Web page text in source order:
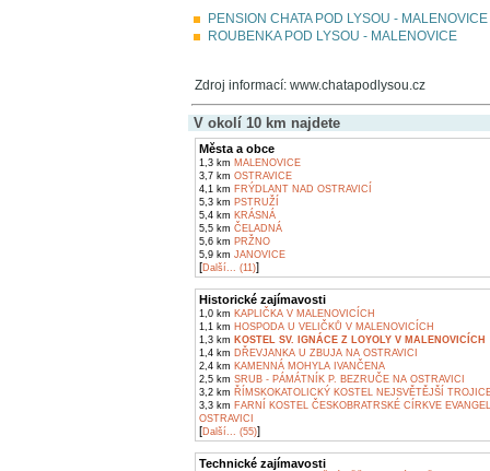
PENSION CHATA POD LYSOU - MALENOVICE
ROUBENKA POD LYSOU - MALENOVICE
Zdroj informací: www.chatapodlysou.cz
V okolí 10 km najdete
Města a obce
1,3 km MALENOVICE
3,7 km OSTRAVICE
4,1 km FRÝDLANT NAD OSTRAVICÍ
5,3 km PSTRUŽÍ
5,4 km KRÁSNÁ
5,5 km ČELADNÁ
5,6 km PRŽNO
5,9 km JANOVICE
[Další... (11)]
Historické zajímavosti
1,0 km KAPLIČKA V MALENOVICÍCH
1,1 km HOSPODA U VELIČKŮ V MALENOVICÍCH
1,3 km KOSTEL SV. IGNÁCE Z LOYOLY V MALENOVICÍCH
1,4 km DŘEVJANKA U ZBUJA NA OSTRAVICI
2,4 km KAMENNÁ MOHYLA IVANČENA
2,5 km SRUB - PÁMÁTNÍK P. BEZRUČE NA OSTRAVICI
3,2 km ŘÍMSKOKATOLICKÝ KOSTEL NEJSVĚTĚJŠÍ
3,3 km FARNÍ KOSTEL ČESKOBRATRSKÉ CÍRKVE
OSTRAVICI
[Další... (55)]
Technické zajímavosti